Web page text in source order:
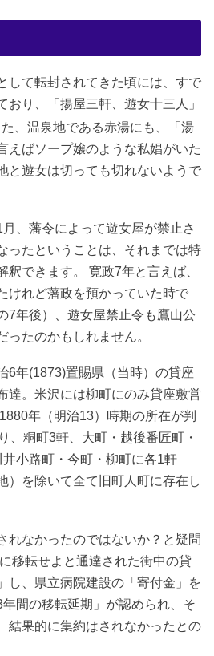
して転封されてきた頃には、すで
おり、「揚屋三軒、遊女十三人」
た、温泉地である赤湯にも、「湯
えばソープ嬢のような私娼がいた
と遊女は切っても切れないようで
、藩令によって遊女屋が禁止さ
ったということは、それまでは特
釈できます。 寛政7年と言えば、
けれど藩政を預かっていた時で
7年後）、遊女屋禁止令も鷹山公
ったのかもしれません。
6年(1873)置賜県（当時）の貸座
達。米沢には柳町にのみ貸座敷営
年（明治13）時期の所在が判
、粡町3軒、大町・越後番匠町・
小路町・今町・柳町に各1軒
）を除いて全て旧町人町に存在し
れなかったのではないか？と疑問
移転せよと通達された街中の貸
し、県立病院建設の「寄付金」を
間の移転延期」が認められ、そ
結果的に集約はされなかったとの